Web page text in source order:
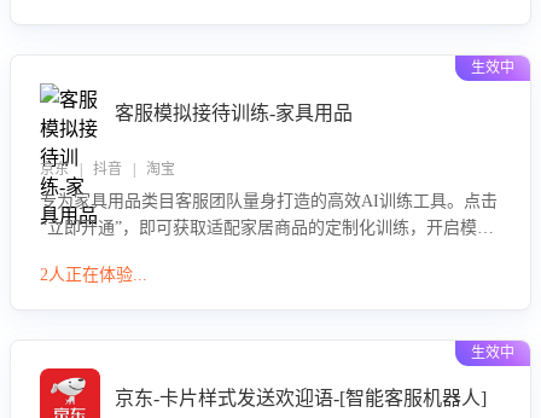
生效中
客服模拟接待训练-家具用品
京东 | 抖音 | 淘宝
专为家具用品类目客服团队量身打造的高效AI训练工具。点击
“立即开通”，即可获取适配家居商品的定制化训练，开启模拟
参数咨询等高频场景下的专业应对能力。
2人正在体验...
生效中
京东-卡片样式发送欢迎语-[智能客服机器人]